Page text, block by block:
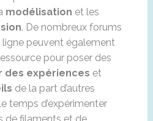
modélisation et les
. De nombreux forums
peuvent également
pour poser des
des expériences et
de la part d’autres
temps d’expérimenter